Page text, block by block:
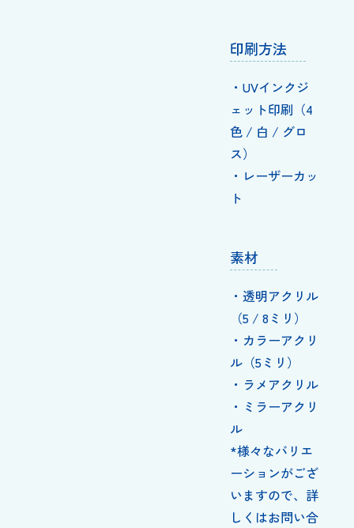
印刷方法
・UVインクジ
ェット印刷（4
色 / 白 / グロ
ス）
・レーザーカッ
ト
素材
・透明アクリル
（5 / 8ミリ）
・カラーアクリ
ル（5ミリ）
・ラメアクリル
・ミラーアクリ
ル
*様々なバリエ
ーションがござ
いますので、詳
しくはお問い合